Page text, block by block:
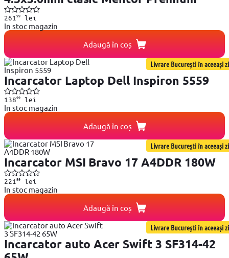
261 99lei
In stoc magazin
Adaugă în coș
Livrare București în aceeași zi
Incarcator Laptop Dell Inspiron 5559
13899lei
In stoc magazin
Adaugă în coș
Livrare București în aceeași zi
Incarcator MSI Bravo 17 A4DDR 180W
221 99lei
In stoc magazin
Adaugă în coș
Livrare București în aceeași zi
Incarcator auto Acer Swift 3 SF314-42